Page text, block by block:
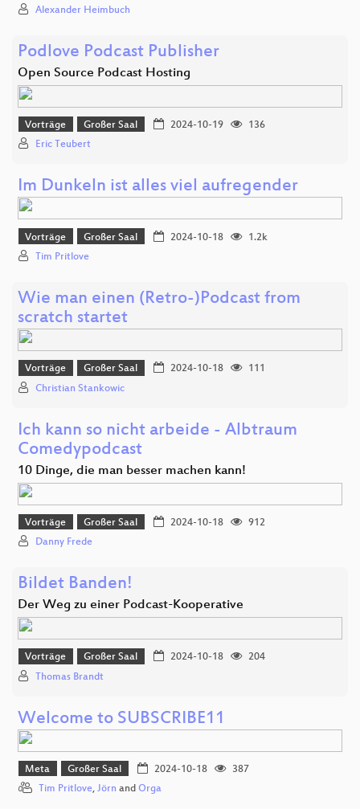
Alexander Heimbuch
Podlove Podcast Publisher
Open Source Podcast Hosting
Vorträge Großer Saal 2024-10-19
136
Eric Teubert
Im Dunkeln ist alles viel aufregender
Vorträge Großer Saal 2024-10-18
1.2k
Tim Pritlove
Wie man einen (Retro-)Podcast from
scratch startet
Vorträge Großer Saal 2024-10-18
111
Christian Stankowic
Ich kann so nicht arbeide - Albtraum
Comedypodcast
10 Dinge, die man besser machen kann!
Vorträge Großer Saal 2024-10-18
912
Danny Frede
Bildet Banden!
Der Weg zu einer Podcast-Kooperative
Vorträge Großer Saal 2024-10-18
204
Thomas Brandt
Welcome to SUBSCRIBE11
Meta Großer Saal 2024-10-18
387
Tim Pritlove, Jörn and Orga